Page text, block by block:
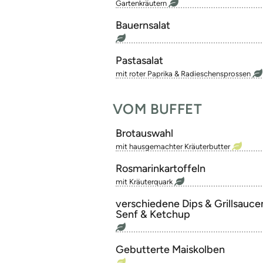
Gartenkräutern
Bauernsalat
Pastasalat
mit roter Paprika & Radieschensprossen
VOM BUFFET
Brotauswahl
mit hausgemachter Kräuterbutter
Rosmarinkartoffeln
mit Kräuterquark
verschiedene Dips &
Senf & Ketchup
Gebutterte Maiskolben